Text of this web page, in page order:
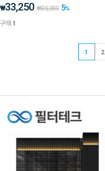
₩33,250 ₩35,000 5%
구매 1
1 2